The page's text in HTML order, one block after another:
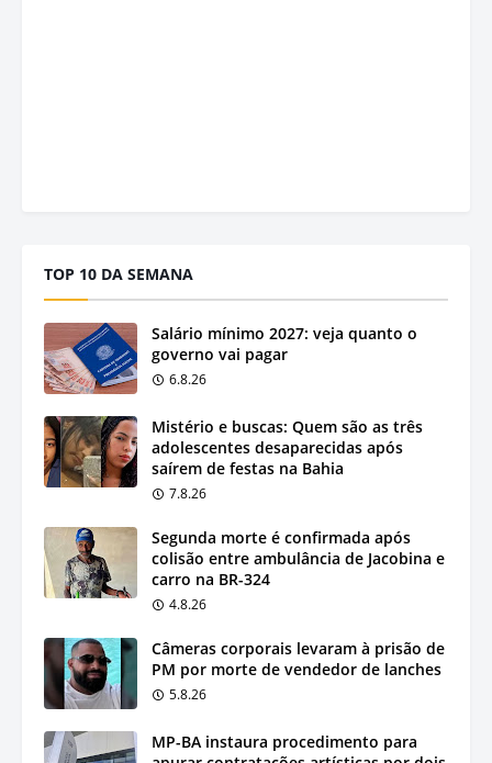
TOP 10 DA SEMANA
Salário mínimo 2027: veja quanto o
governo vai pagar
6.8.26
Mistério e buscas: Quem são as três
adolescentes desaparecidas após
saírem de festas na Bahia
7.8.26
Segunda morte é confirmada após
colisão entre ambulância de Jacobina e
carro na BR-324
4.8.26
Câmeras corporais levaram à prisão de
PM por morte de vendedor de lanches
5.8.26
MP-BA instaura procedimento para